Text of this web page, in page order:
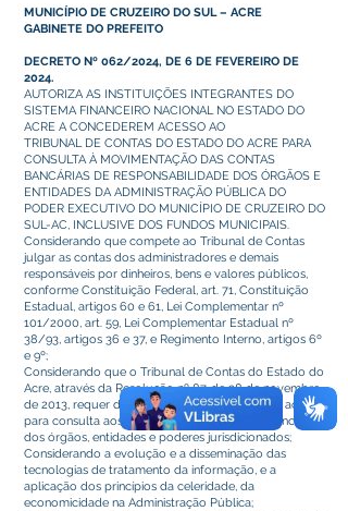
MUNICÍPIO DE CRUZEIRO DO SUL – ACRE
GABINETE DO PREFEITO
DECRETO Nº 062/2024, DE 6 DE FEVEREIRO DE
2024.
AUTORIZA AS INSTITUIÇÕES INTEGRANTES DO
SISTEMA FINANCEIRO NACIONAL NO ESTADO DO
ACRE A CONCEDEREM ACESSO AO
TRIBUNAL DE CONTAS DO ESTADO DO ACRE PARA
CONSULTA À MOVIMENTAÇÃO DAS CONTAS
BANCÁRIAS DE RESPONSABILIDADE DOS ÓRGÃOS E
ENTIDADES DA ADMINISTRAÇÃO PÚBLICA DO
PODER EXECUTIVO DO MUNICÍPIO DE CRUZEIRO DO
SUL-AC, INCLUSIVE DOS FUNDOS MUNICIPAIS.
Considerando que compete ao Tribunal de Contas
julgar as contas dos administradores e demais
responsáveis por dinheiros, bens e valores públicos,
conforme Constituição Federal, art. 71, Constituição
Estadual, artigos 60 e 61, Lei Complementar nº
101/2000, art. 59, Lei Complementar Estadual nº
38/93, artigos 36 e 37, e Regimento Interno, artigos 6º
e 9º;
Considerando que o Tribunal de Contas do Estado do
Acre, através da Resolução nº 87, de 28 de novembro
de 2013, requer documento de autorização de acesso
para consulta aos dados da movimentação bancária
dos órgãos, entidades e poderes jurisdicionados;
Considerando a evolução e a disseminação das
tecnologias de tratamento da informação, e a
aplicação dos princípios da celeridade, da
economicidade na Administração Pública;